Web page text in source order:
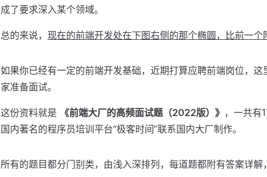
成了要求深入某个领域。
总的来说， 现在的前端开发处在下图右侧的那个椭圆，比前一个
如果你已经有一定的前端开发基础，近期打算应聘前端岗位，
家准备面试。
这份资料就是 《前端大厂的高频面试题（2022版）》 ，一共有
国内著名的程序员培训平台“极客时间”联系国内大厂制作。
所有的题目都分门别类，由浅入深排列，每道题都附有答案详解